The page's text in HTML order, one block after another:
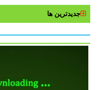
جدیدترین ها